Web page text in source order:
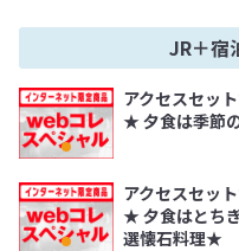
JR＋宿
アクセスセッ
★ 夕食は季節
アクセスセッ
★ 夕食はとち
選懐石料理★